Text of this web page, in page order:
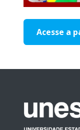
Acesse a